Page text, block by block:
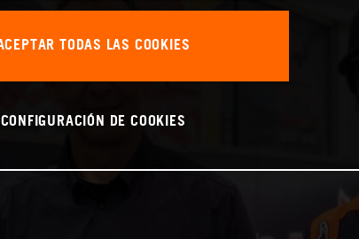
TODAS LAS COOKIES
CONFIGURACIÓN DE COOKIES